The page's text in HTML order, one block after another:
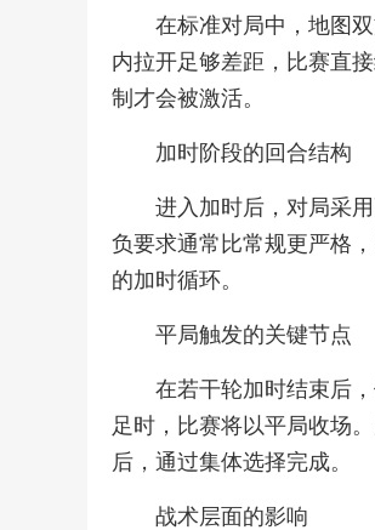
在标准对局中，地图
内拉开足够差距，比赛直
制才会被激活。
加时阶段的回合结构
进入加时后，对局采
负要求通常比常规更严格
的加时循环。
平局触发的关键节点
在若干轮加时结束后
足时，比赛将以平局收场
后，通过集体选择完成。
战术层面的影响